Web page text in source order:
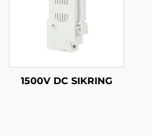
1500V DC SIKRING